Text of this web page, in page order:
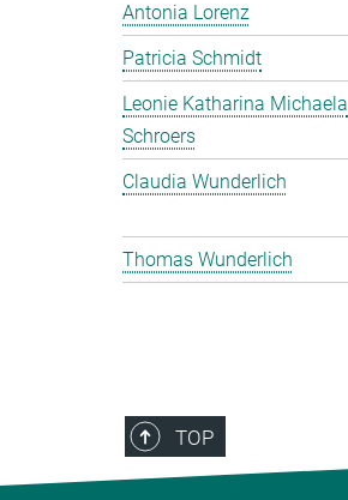
Antonia Lorenz
Patricia Schmidt
Leonie Katharina Michaela
Schroers
Claudia Wunderlich
Thomas Wunderlich
TOP